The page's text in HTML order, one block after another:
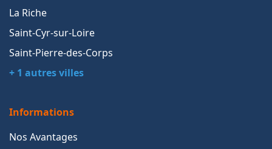
La Riche
Saint-Cyr-sur-Loire
Saint-Pierre-des-Corps
+ 1 autres villes
Informations
Nos Avantages